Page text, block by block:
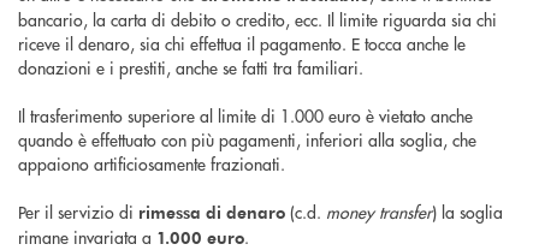
bancario, la carta di debito o credito, ecc. Il limite riguarda sia chi
riceve il denaro, sia chi effettua il pagamento. E tocca anche le
donazioni e i prestiti, anche se fatti tra familiari.
Il trasferimento superiore al limite di 1.000 euro è vietato anche
quando è effettuato con più pagamenti, inferiori alla soglia, che
appaiono artificiosamente frazionati.
Per il servizio di rimessa di denaro (c.d. money transfer) la soglia
rimane invariata a 1.000 euro.